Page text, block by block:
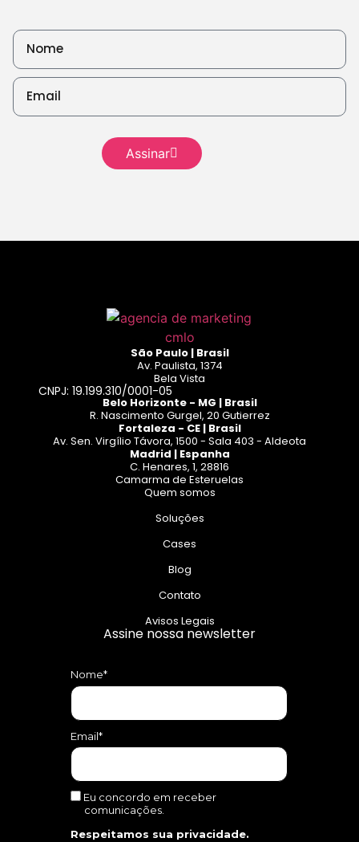
Leia
mais
Assinar
São Paulo | Brasil
Av. Paulista, 1374
Bela Vista
CNPJ: 19.199.310/0001-05
Belo Horizonte - MG | Brasil
R. Nascimento Gurgel, 20 Gutierrez
Fortaleza - CE | Brasil
Av. Sen. Virgílio Távora, 1500 - Sala 403 - Aldeota
Madrid | Espanha
C. Henares, 1, 28816
Camarma de Esteruelas
Quem somos
Soluções
Cases
Blog
Contato
Avisos Legais
Assine nossa newsletter
Nome*
Email*
Eu concordo em receber
comunicações.
Respeitamos sua privacidade.